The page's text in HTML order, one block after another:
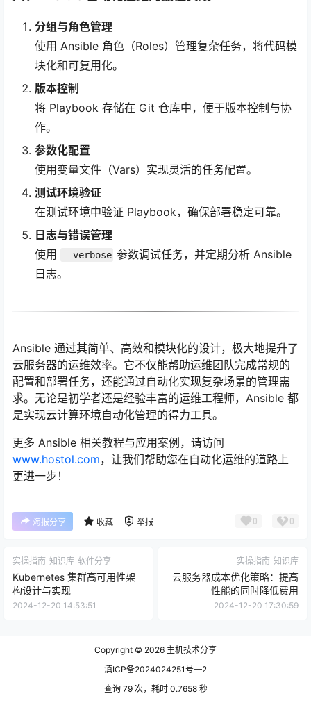
分组与角色管理
使用 Ansible 角色（Roles）管理复杂任务，将代码模
块化和可复用化。
版本控制
将 Playbook 存储在 Git 仓库中，便于版本控制与协
作。
参数化配置
使用变量文件（Vars）实现灵活的任务配置。
测试环境验证
在测试环境中验证 Playbook，确保部署稳定可靠。
日志与错误管理
使用
--verbose 参数调试任务，并定期分析 Ansible
日志。
Ansible 通过其简单、高效和模块化的设计，极大地提升了
云服务器的运维效率。它不仅能帮助运维团队完成常规的
配置和部署任务，还能通过自动化实现复杂场景的管理需
求。无论是初学者还是经验丰富的运维工程师，Ansible 都
是实现云计算环境自动化管理的得力工具。
更多 Ansible 相关教程与应用案例，请访问
www.hostol.com，让我们帮助您在自动化运维的道路上
更进一步！
海报分享 收藏 举报 0 0
实操指南 知识库 软件分享
Kubernetes 集群高可用性架
构设计与实现
2024-12-20 14:53:51
实操指南 知识库
云服务器成本优化策略：提高
性能的同时降低费用
2024-12-20 17:30:59
Copyright © 2026 主机技术分享
滇ICP备2024024251号—2
查询 79 次，耗时 0.7658 秒